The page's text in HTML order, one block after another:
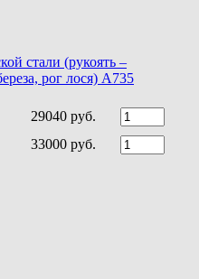
стали (рукоять –
рог лося) A735
29040 руб.
33000 руб.